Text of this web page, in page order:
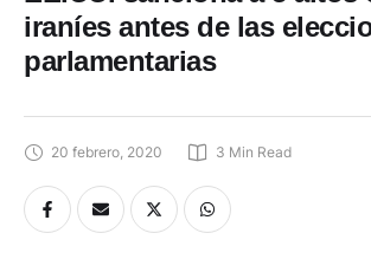
iraníes antes de las
parlamentarias
20 febrero, 2020 3 Min Read